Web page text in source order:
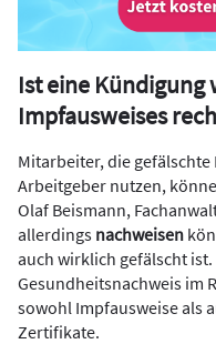
Ist eine Kündigung
Impfausweises
Mitarbeiter, die
Arbeitgeber nutzen,
Olaf Beismann,
allerdings nachweisen
auch wirklich gefälscht
Gesundheitsnachweis im
sowohl Impfausweise als
Zertifikate.